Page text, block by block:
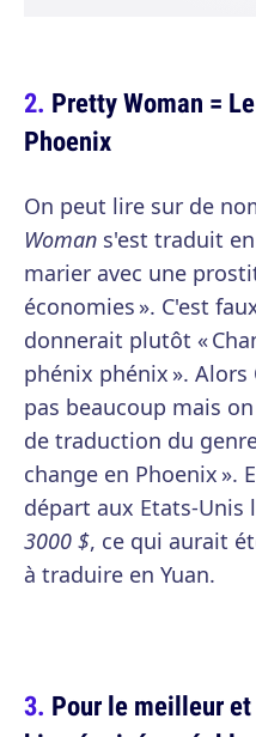
Pretty Woman =
Phoenix
On peut lire sur de
Woman s'est traduit en
marier avec une
économies ». C'est
donnerait plutôt «
phénix phénix ». Alors
pas beaucoup mais
de traduction du
change en Phoenix ».
départ aux Etats-
3000 $, ce qui aurait
à traduire en Yuan.
Pour le meilleur